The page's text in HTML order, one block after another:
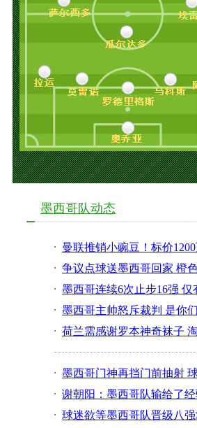
墨西哥队动态
曼联推销小豌豆！标价
有意求购
争议点球送墨西哥回家 橙
强靠影帝
墨西哥连续6次止步16强 仅
八强战绩
墨西哥主帅怒斥裁判 是你
们“吹”回家的
荷兰需感谢罗本神奇袜子
轮恐出局
墨西哥门神再挡门前抽射
卖妻卖儿
谢朝阳：墨西哥队输给了
能不太好
球迷欲等墨西哥队晋级八